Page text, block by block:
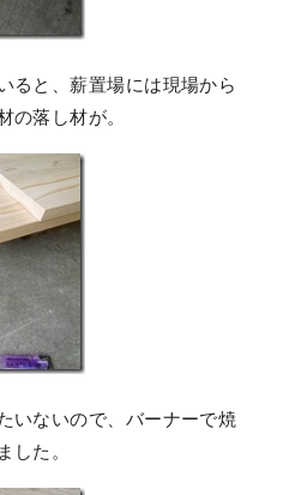
ると、薪置場には現場から
の落し材が。
いないので、バーナーで焼
した。